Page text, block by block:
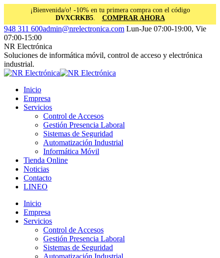
¡Bienvenida/o! -10% en tu primera compra con el código
DVXCRKB5. COMPRAR AHORA
Saltar
al
contenido
Facebook
page
opens
in
new
window
Instagram
page
opens
in
new
window
Linkedin
page
opens
in
new
window
948 311 600admin@nrelectronica.com Lun-Jue 07:00-19:00, Vie
07:00-15:00
NR Electrónica
Soluciones de informática móvil, control de acceso y electrónica
industrial.
Inicio
Empresa
Servicios
Control de Accesos
Gestión Presencia Laboral
Sistemas de Seguridad
Automatización Industrial
Informática Móvil
Tienda Online
Noticias
Contacto
LINEO
Inicio
Empresa
Servicios
Control de Accesos
Gestión Presencia Laboral
Sistemas de Seguridad
Automatización Industrial